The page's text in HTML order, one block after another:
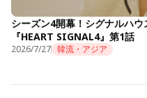
シーズン4開幕！シグナルハ
『HEART SIGNAL4』第1話
2026/7/27 韓流・アジア